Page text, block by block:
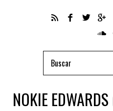
NOKIE